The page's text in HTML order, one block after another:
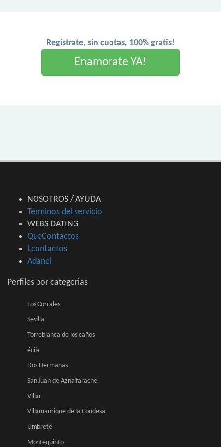
Registrate, sin cuotas, 100% gratis!
Enamorate YA!
NOSOTROS / AYUDA
Términos del servicio
WEBS DATING
QueContactos
Lcontactos
Adanel
Perfiles por categorias
Los Corrales
Sevilla
Torreblanca de los caños
écija
Dos Hermanas
San Juan de Aznalfarache
Villar
Villamanrique de la Condesa
Umbrete
Montequinto